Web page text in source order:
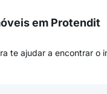
em Protendit
te ajudar a encontrar o